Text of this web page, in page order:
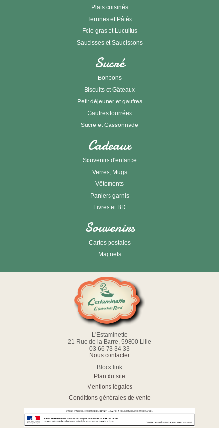
Plats cuisinés
Terrines et Pâtés
Foie gras et Lucullus
Saucisses et Saucissons
Sucré
Bonbons
Biscuits et Gâteaux
Petit déjeuner et gaufres
Gaufres fourrées
Sucre et Cassonnade
Cadeaux
Souvenirs d'enfance
Verres, Mugs
Vêtements
Paniers garnis
Livres et BD
Souvenirs
Cartes postales
Magnets
L'Estaminette
21 Rue de la Barre, 59800 Lille
03 66 73 34 33
Nous contacter
Block link
Plan du site
Mentions légales
Conditions générales de vente